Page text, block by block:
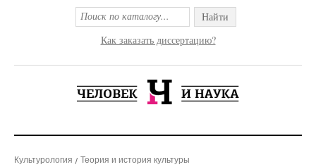
Найти
Как заказать диссертацию?
Культурология Теория и история культуры